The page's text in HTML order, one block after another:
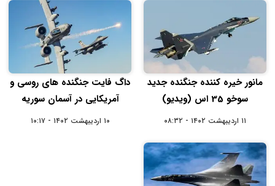
مانور خیره کننده جنگنده جدید
سوخو 35 اس (ویدیو)
۱۱ اردیبهشت ۱۴۰۲ - ۰۸:۳۲
داگ فایت جنگنده های روسی و
آمریکایی در آسمان سوریه
۱۰ اردیبهشت ۱۴۰۲ - ۱۰:۱۷